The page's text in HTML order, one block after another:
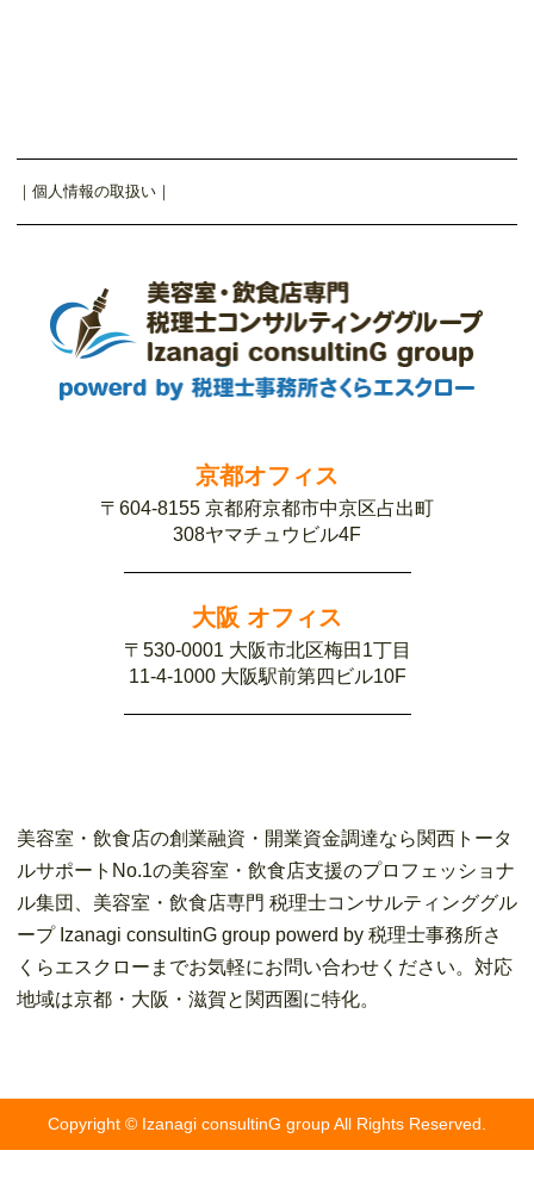
｜ 個人情報の取扱い ｜
京都オフィス
〒604-8155 京都府京都市中京区占出町
308ヤマチュウビル4F
大阪 オフィス
〒530-0001 大阪市北区梅田1丁目
11-4-1000 大阪駅前第四ビル10F
美容室・飲食店の創業融資・開業資金調達なら関西トータ
ルサポートNo.1の美容室・飲食店支援のプロフェッショナ
ル集団、美容室・飲食店専門 税理士コンサルティンググル
ープ Izanagi consultinG group powerd by 税理士事務所さ
くらエスクローまでお気軽にお問い合わせください。対応
地域は京都・大阪・滋賀と関西圏に特化。
Copyright © Izanagi consultinG group All Rights Reserved.